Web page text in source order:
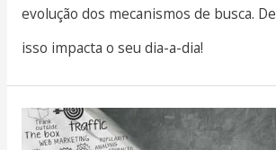
evolução dos mecanismos de busca.
isso impacta o seu dia-a-dia!